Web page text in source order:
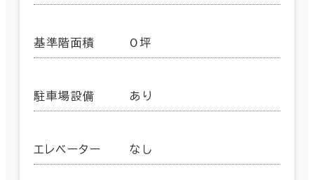
基準階面積 0坪
駐車場設備 あり
エレベーター なし